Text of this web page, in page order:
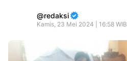
redaksi
Kamis, 23 Mei 2024 | 16:58 WIB